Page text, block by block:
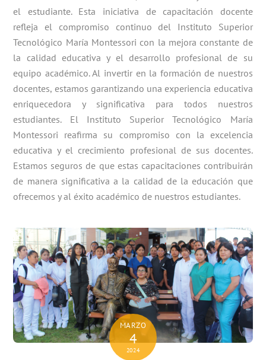
el estudiante. Esta iniciativa de capacitación docente
refleja el compromiso continuo del Instituto Superior
Tecnológico María Montessori con la mejora constante de
la calidad educativa y el desarrollo profesional de su
equipo académico. Al invertir en la formación de nuestros
docentes, estamos garantizando una experiencia educativa
enriquecedora y significativa para todos nuestros
estudiantes. El Instituto Superior Tecnológico María
Montessori reafirma su compromiso con la excelencia
educativa y el crecimiento profesional de sus docentes.
Estamos seguros de que estas capacitaciones contribuirán
de manera significativa a la calidad de la educación que
ofrecemos y al éxito académico de nuestros estudiantes.
MARZO
4
2024